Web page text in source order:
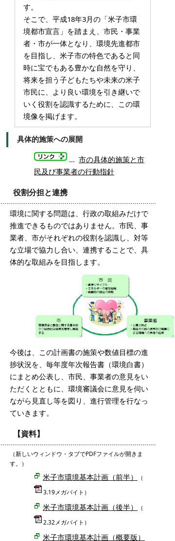
す。
そこで、平成18年3月の「米子市環
境都市宣言」を踏まえ、市民・事業
者・市が一体となり、環境先進都市
を目指し、米子市の特色であると同
時に宝でもある豊かな自然を守り、
将来を担う子どもたちや未来の米子
市民に、より良い環境を引き継いで
いく役割を認識するために、この環
境像を掲げます。
具体的施策への展開
… 市の具体的施策と市
民及び事業者の行動指針
役割分担と連携
環境に関する問題は、行政の取組みだけで
推進できるものではありません。市民、事
業者、市がそれぞれの役割を認識し、対等
な立場で協力し合い、連携することで、具
体的な取組みを目指します。
今後は、この計画書の施策や数値目標の進
捗状況を、毎年度年次報告書（環境白書）
にまとめ公表し、市民、事業者の意見をい
ただくとともに、環境審議会に意見を伺い
ながら見直し等を図り、進行管理を行なっ
ていきます。
【資料】
（新しいウィンドウ・タブでPDFファイルが開きま
す。）
米子市環境基本計画（前半）
（
3.19メガバイト）
米子市環境基本計画（後半）
（
2.32メガバイト）
米子市環境基本計画（概要版）